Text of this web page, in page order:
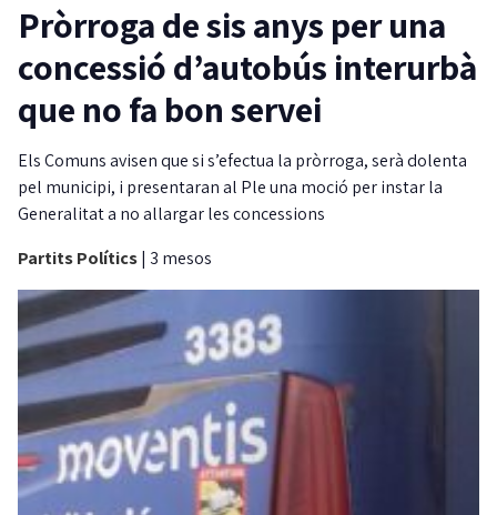
Pròrroga de sis anys per una
concessió d’autobús interurbà
que no fa bon servei
Els Comuns avisen que si s’efectua la pròrroga, serà dolenta
pel municipi, i presentaran al Ple una moció per instar la
Generalitat a no allargar les concessions
Partits Polítics| 3 mesos